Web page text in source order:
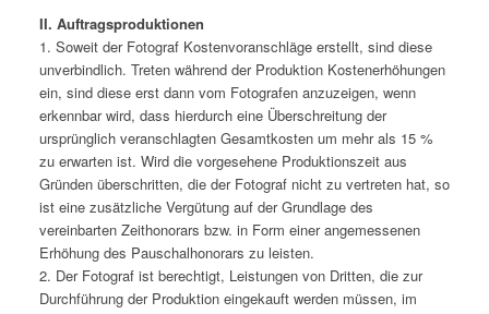
II. Auftragsproduktionen
1. Soweit der Fotograf Kostenvoranschläge erstellt, sind diese
unverbindlich. Treten während der Produktion Kostenerhöhungen
ein, sind diese erst dann vom Fotografen anzuzeigen, wenn
erkennbar wird, dass hierdurch eine Überschreitung der
ursprünglich veranschlagten Gesamtkosten um mehr als 15 %
zu erwarten ist. Wird die vorgesehene Produktionszeit aus
Gründen überschritten, die der Fotograf nicht zu vertreten hat, so
ist eine zusätzliche Vergütung auf der Grundlage des
vereinbarten Zeithonorars bzw. in Form einer angemessenen
Erhöhung des Pauschalhonorars zu leisten.
2. Der Fotograf ist berechtigt, Leistungen von Dritten, die zur
Durchführung der Produktion eingekauft werden müssen, im